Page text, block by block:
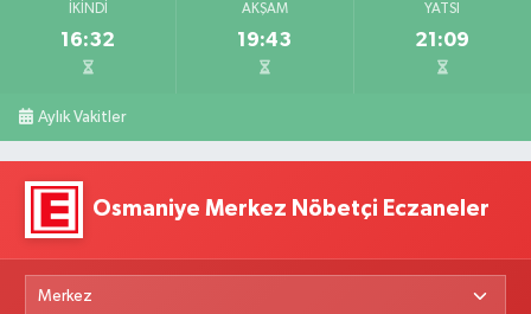
İKINDI
16:32
AKŞAM
19:43
YATSI
21:09
Aylık Vakitler
Osmaniye Merkez Nöbetçi Eczaneler